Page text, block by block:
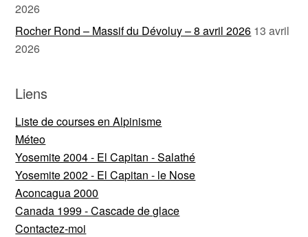
2026
Rocher Rond – Massif du Dévoluy – 8 avril 2026 13 avril
2026
Liens
Liste de courses en Alpinisme
Méteo
Yosemite 2004 - El Capitan - Salathé
Yosemite 2002 - El Capitan - le Nose
Aconcagua 2000
Canada 1999 - Cascade de glace
Contactez-moi